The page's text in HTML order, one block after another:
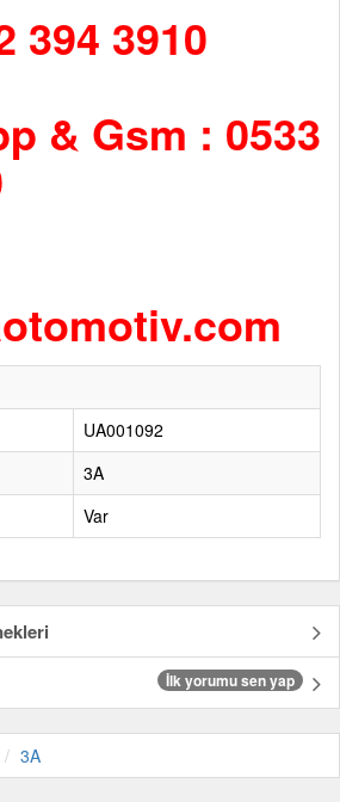
394 3910
& Gsm : 0533
UA001092
3A
Var
İlk yorumu sen yap
3A